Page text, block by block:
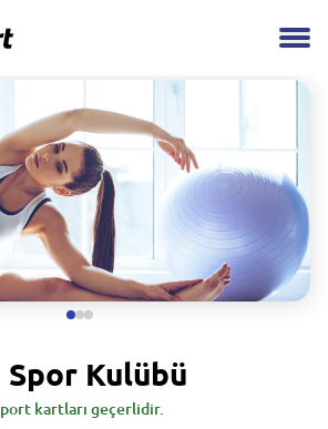
Kulübü
kartları geçerlidir.